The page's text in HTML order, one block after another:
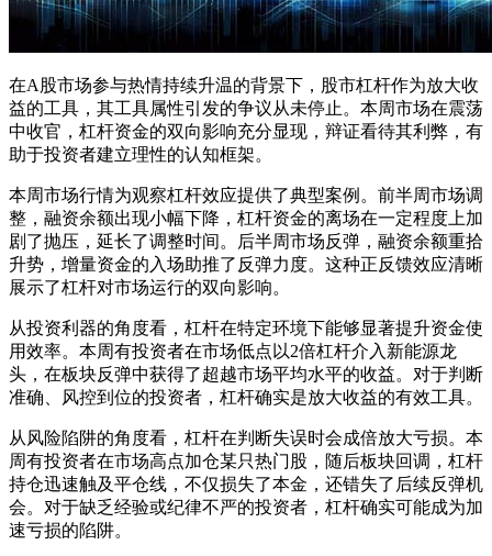
在A股市场参与热情持续升温的背景下，股市杠杆作为放大收
益的工具，其工具属性引发的争议从未停止。本周市场在震荡
中收官，杠杆资金的双向影响充分显现，辩证看待其利弊，有
助于投资者建立理性的认知框架。
本周市场行情为观察杠杆效应提供了典型案例。前半周市场调
整，融资余额出现小幅下降，杠杆资金的离场在一定程度上加
剧了抛压，延长了调整时间。后半周市场反弹，融资余额重拾
升势，增量资金的入场助推了反弹力度。这种正反馈效应清晰
展示了杠杆对市场运行的双向影响。
从投资利器的角度看，杠杆在特定环境下能够显著提升资金使
用效率。本周有投资者在市场低点以2倍杠杆介入新能源龙
头，在板块反弹中获得了超越市场平均水平的收益。对于判断
准确、风控到位的投资者，杠杆确实是放大收益的有效工具。
从风险陷阱的角度看，杠杆在判断失误时会成倍放大亏损。本
周有投资者在市场高点加仓某只热门股，随后板块回调，杠杆
持仓迅速触及平仓线，不仅损失了本金，还错失了后续反弹机
会。对于缺乏经验或纪律不严的投资者，杠杆确实可能成为加
速亏损的陷阱。